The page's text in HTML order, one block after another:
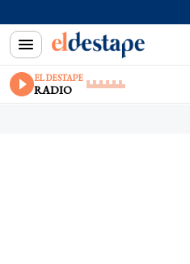
EL DESTAPE
RADIO